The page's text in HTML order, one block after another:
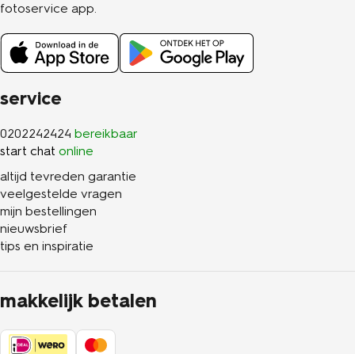
service
0202242424 bereikbaar
start chat online
altijd tevreden garantie
veelgestelde vragen
mijn bestellingen
nieuwsbrief
tips en inspiratie
makkelijk betalen
fotoservice app.